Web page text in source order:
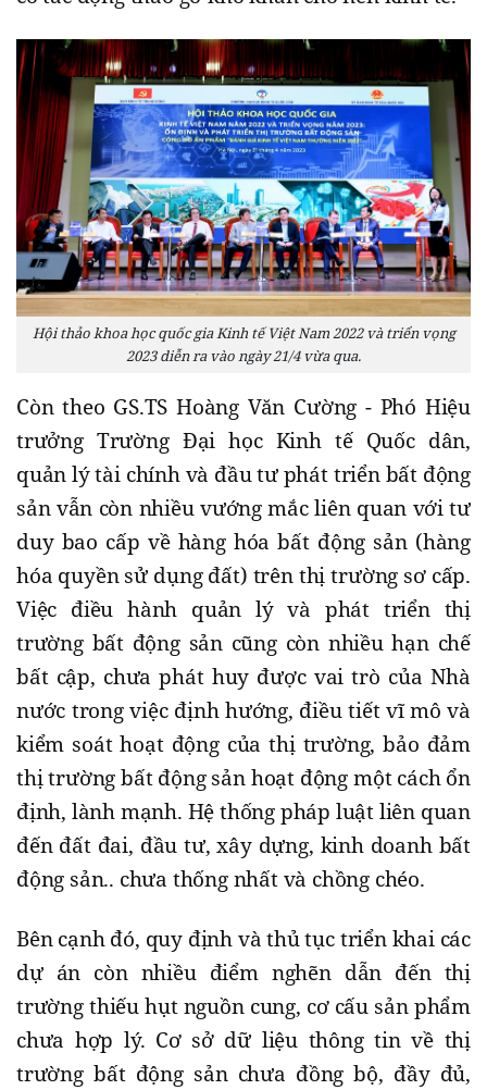
Hội thảo khoa học quốc gia Kinh tế Việt Nam 2022 và triển vọng
2023 diễn ra vào ngày 21/4 vừa qua.
Còn theo GS.TS Hoàng Văn Cường - Phó Hiệu
trưởng Trường Đại học Kinh tế Quốc dân,
quản lý tài chính và đầu tư phát triển bất động
sản vẫn còn nhiều vướng mắc liên quan với tư
duy bao cấp về hàng hóa bất động sản (hàng
hóa quyền sử dụng đất) trên thị trường sơ cấp.
Việc điều hành quản lý và phát triển thị
trường bất động sản cũng còn nhiều hạn chế
bất cập, chưa phát huy được vai trò của Nhà
nước trong việc định hướng, điều tiết vĩ mô và
kiểm soát hoạt động của thị trường, bảo đảm
thị trường bất động sản hoạt động một cách ổn
định, lành mạnh. Hệ thống pháp luật liên quan
đến đất đai, đầu tư, xây dựng, kinh doanh bất
động sản.. chưa thống nhất và chồng chéo.
Bên cạnh đó, quy định và thủ tục triển khai các
dự án còn nhiều điểm nghẽn dẫn đến thị
trường thiếu hụt nguồn cung, cơ cấu sản phẩm
chưa hợp lý. Cơ sở dữ liệu thông tin về thị
trường bất động sản chưa đồng bộ, đầy đủ,